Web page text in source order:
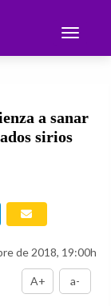
Toggle
a sanar
sirios
de 2018, 19:00h
A+ a-